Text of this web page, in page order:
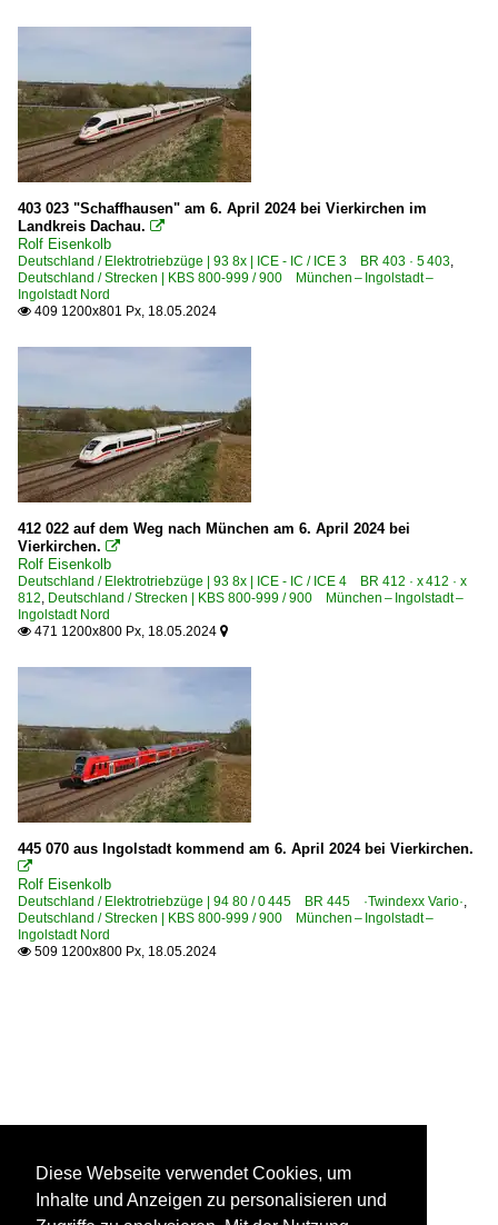
403 023 "Schaffhausen" am 6. April 2024 bei Vierkirchen im
Landkreis Dachau. 
Rolf Eisenkolb
Deutschland / Elektrotriebzüge | 93 8x | ICE - IC / ICE 3 BR 403 · 5 403,
Deutschland / Strecken | KBS 800-999 / 900 München – Ingolstadt –
Ingolstadt Nord
 409 1200x801 Px, 18.05.2024
412 022 auf dem Weg nach München am 6. April 2024 bei
Vierkirchen. 
Rolf Eisenkolb
Deutschland / Elektrotriebzüge | 93 8x | ICE - IC / ICE 4 BR 412 · x 412 · x
812, Deutschland / Strecken | KBS 800-999 / 900 München – Ingolstadt –
Ingolstadt Nord
 471 1200x800 Px, 18.05.2024 
445 070 aus Ingolstadt kommend am 6. April 2024 bei Vierkirchen.

Rolf Eisenkolb
Deutschland / Elektrotriebzüge | 94 80 / 0 445 BR 445 ·Twindexx Vario·,
Deutschland / Strecken | KBS 800-999 / 900 München – Ingolstadt –
Ingolstadt Nord
 509 1200x800 Px, 18.05.2024
Diese Webseite verwendet Cookies, um
Inhalte und Anzeigen zu personalisieren und